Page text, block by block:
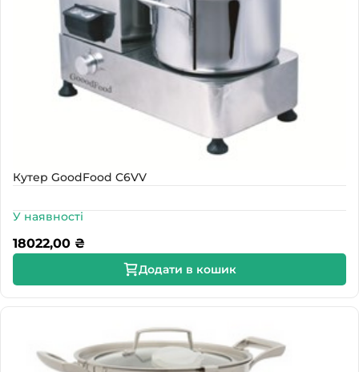
Кутер GoodFood C6VV
У наявності
18022,00 ₴
Додати в кошик